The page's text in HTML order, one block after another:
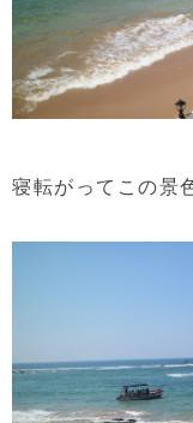
寝転がってこの景